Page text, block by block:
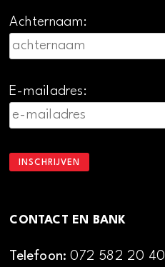
Achternaam:
E-mailadres:
CONTACT EN BANK
Telefoon:072 582 20 40